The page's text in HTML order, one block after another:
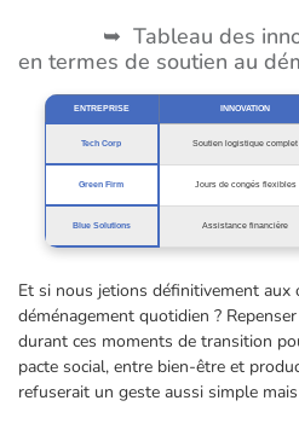
Tableau des
en termes de soutien au
ENTREPRISE INNOVATION
Tech Corp Soutien logistique complet
Green Firm Jours de congés flexibles
Blue Solutions Assistance financière
Et si nous jetions définitivement
déménagement quotidien ?
durant ces moments de transition
pacte social, entre bien-être et
refuserait un geste aussi simple